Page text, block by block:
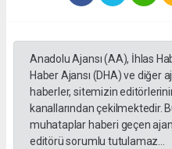
Anadolu Ajansı (AA), İhlas
Haber Ajansı (DHA) ve diğer
haberler, sitemizin
kanallarından çekilmektedir.
muhataplar haberi geçen
editörü sorumlu tutulamaz...